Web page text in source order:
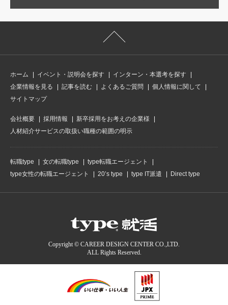
ホーム イベント・説明会を探す
インターン・本選考を探す
企業情報を見る
記事を読む よくあるご質問
個人情報に関して
サイトマップ
会社概要 採用情報
新卒採用をお考えの企業様
人材紹介サービスの取扱い職種の範囲の明示
転職type 女の転職type
type転職エージェント
type女性の転職エージェント
20’s type type IT派遣 Direct type
Copyright © CAREER DESIGN CENTER CO.,LTD.
ALL Rights Reserved.